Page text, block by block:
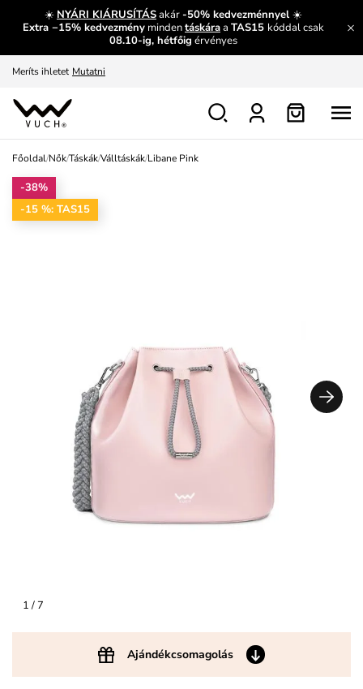
☀️ NYÁRI KIÁRUSÍTÁSakár-50% kedvezménnyel ☀️
Extra −15% kedvezmény mindentáskáraa TAS15 kóddal csak
08.10-ig, hétfőig érvényes
És mi az, amit máshol nem lehet megtudni?
Fedezze fel velünk az újdonságokat. Megtekintés
Meríts ihletet Mutatni
Ingyenes csere és visszaküldés
Főoldal/Nők/Táskák/Válltáskák/Libane Pink
1/ 7
Ajándékcsomagolás
-38%
-15 %: TAS15